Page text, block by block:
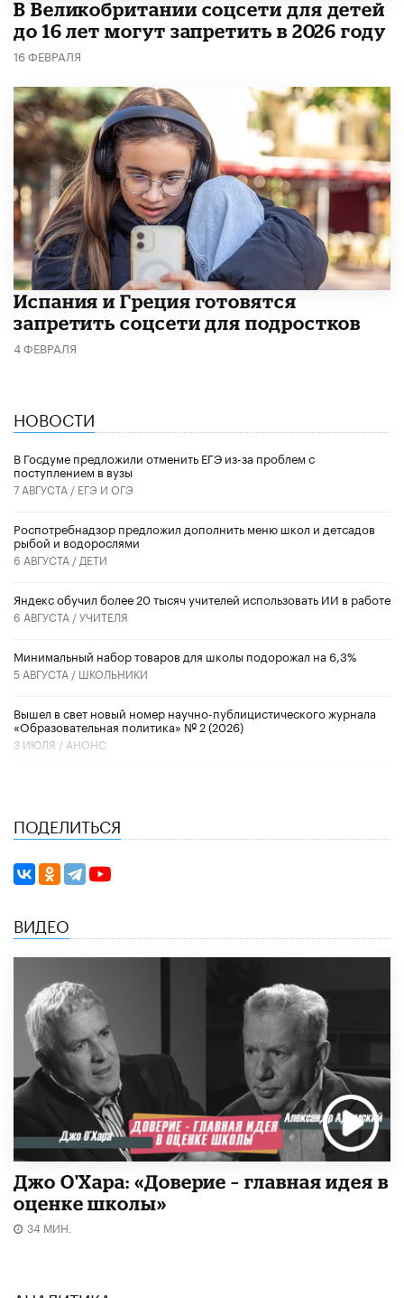
В Великобритании соцсети для детей
до 16 лет могут запретить в 2026 году
16 ФЕВРАЛЯ
Испания и Греция готовятся
запретить соцсети для подростков
4 ФЕВРАЛЯ
НОВОСТИ
В Госдуме предложили отменить ЕГЭ из-за проблем с
поступлением в вузы
7 АВГУСТА / ЕГЭ И ОГЭ
Роспотребнадзор предложил дополнить меню школ и детсадов
рыбой и водорослями
6 АВГУСТА / ДЕТИ
​Яндекс обучил более 20 тысяч учителей использовать ИИ в работе
6 АВГУСТА /УЧИТЕЛЯ
Минимальный набор товаров для школы подорожал на 6,3%
5 АВГУСТА / ШКОЛЬНИКИ
Вышел в свет новый номер научно-публицистического журнала
«Образовательная политика» № 2 (2026)
3 ИЮЛЯ / АНОНС
ПОДЕЛИТЬСЯ
ВИДЕО
Джо О'Хара: «Доверие – главная идея в
оценке школы»
34 МИН.